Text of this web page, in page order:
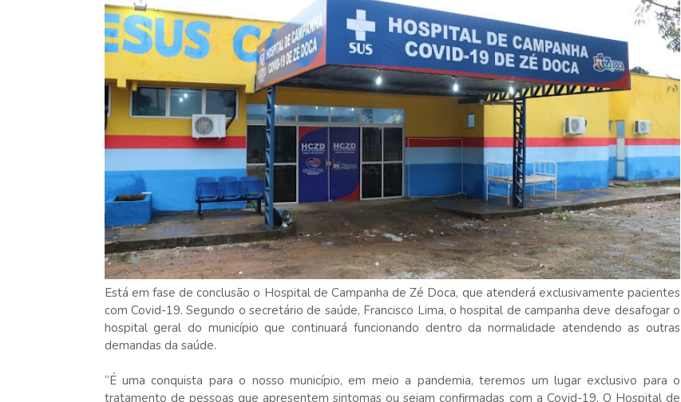
Está em fase de conclusão o Hospital de Campanha de Zé Doca, que atenderá exclusivamente pacientes
com Covid-19. Segundo o secretário de saúde, Francisco Lima, o hospital de campanha deve desafogar o
hospital geral do município que continuará funcionando dentro da normalidade atendendo as outras
demandas da saúde.
“É uma conquista para o nosso município, em meio a pandemia, teremos um lugar exclusivo para o
tratamento de pessoas que apresentem sintomas ou sejam confirmadas com a Covid-19. O Hospital de